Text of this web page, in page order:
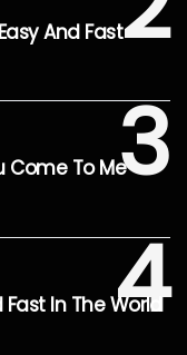
And Fast
3
Come To Me
4
In The World